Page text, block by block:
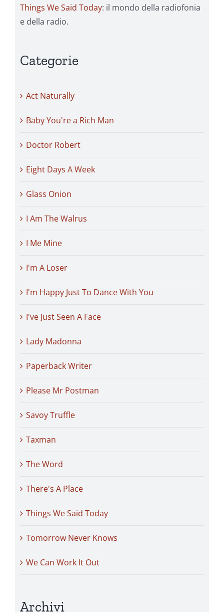
Things We Said Today: il mondo della radiofonia
e della radio.
Categorie
Act Naturally
Baby You're a Rich Man
Doctor Robert
Eight Days A Week
Glass Onion
I Am The Walrus
I Me Mine
I'm A Loser
I'm Happy Just To Dance With You
I've Just Seen A Face
Lady Madonna
Paperback Writer
Please Mr Postman
Savoy Truffle
Taxman
The Word
There's A Place
Things We Said Today
Tomorrow Never Knows
We Can Work It Out
Archivi